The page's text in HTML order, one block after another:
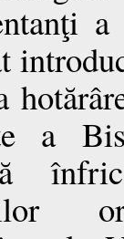
a